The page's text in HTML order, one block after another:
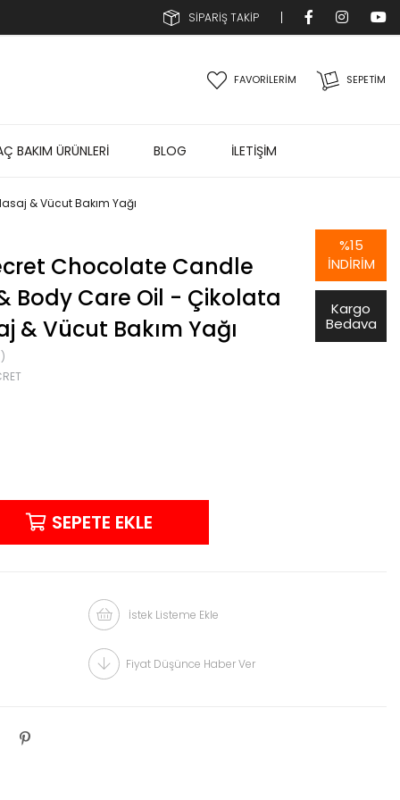
SİPARİŞ TAKİP
SEPETIM
FAVORİLERİM
BAKIM ÜRÜNLERİ BLOG İLETİŞİM
& Vücut Bakım Yağı
Chocolate Candle
Body Care Oil - Çikolata
& Vücut Bakım Yağı
%15
İNDIRIM
Kargo
Bedava
İstek Listeme Ekle
Fiyat Düşünce Haber Ver